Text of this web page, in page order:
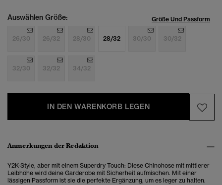
Auswählen Größe: Größe Und Passform
26/30 26/32 28/30 28/32 30/30 30/32
32/30 32/32 34/32
IN DEN WARENKORB LEGEN
Anmerkungen der Redaktion
Y2K-Style, aber mit einem Superdry Touch: Diese Chinohose mit mittlerer
Leibhöhe wird deine Garderobe mit Sicherheit aufmischen. Mit einer
lässigen Passform ist sie die perfekte Ergänzung, um es leger zu halten.